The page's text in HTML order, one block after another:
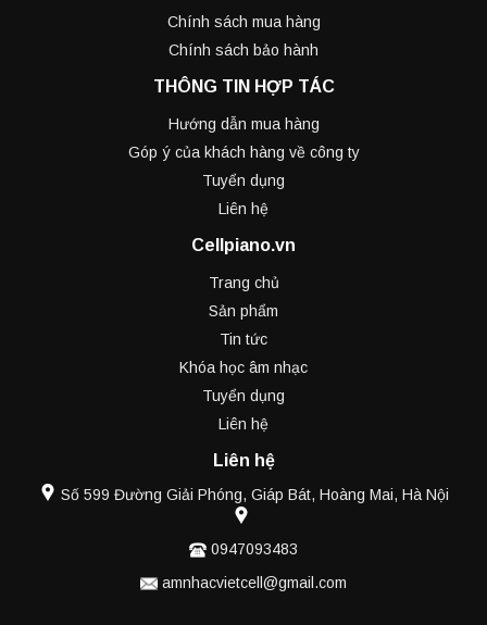
Chính sách mua hàng
Chính sách bảo hành
THÔNG TIN HỢP TÁC
Hướng dẫn mua hàng
Góp ý của khách hàng về công ty
Tuyển dụng
Liên hệ
Cellpiano.vn
Trang chủ
Sản phẩm
Tin tức
Khóa học âm nhạc
Tuyển dụng
Liên hệ
Liên hệ
Số 599 Đường Giải Phóng, Giáp Bát, Hoàng Mai, Hà Nội
0947093483
amnhacvietcell@gmail.com